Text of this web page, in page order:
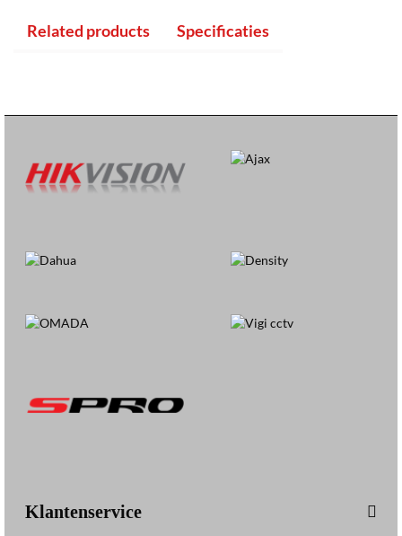
Related products Specificaties
Klantenservice